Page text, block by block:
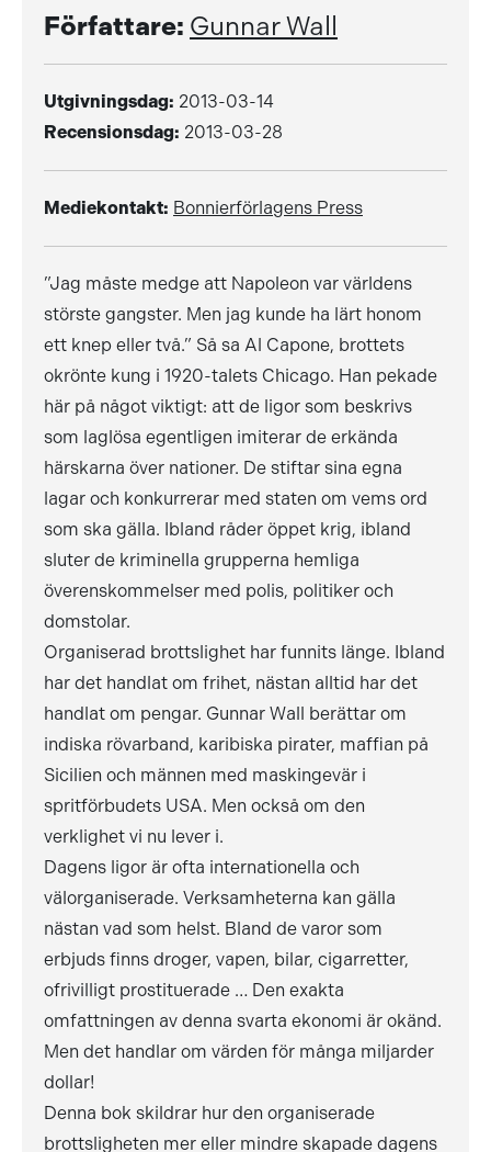
Författare: Gunnar Wall
Utgivningsdag: 2013-03-14
Recensionsdag: 2013-03-28
Mediekontakt: Bonnierförlagens Press
”Jag måste medge att Napoleon var världens
störste gangster. Men jag kunde ha lärt honom
ett knep eller två.” Så sa Al Capone, brottets
okrönte kung i 1920-talets Chicago. Han pekade
här på något viktigt: att de ligor som beskrivs
som laglösa egentligen imiterar de erkända
härskarna över nationer. De stiftar sina egna
lagar och konkurrerar med staten om vems ord
som ska gälla. Ibland råder öppet krig, ibland
sluter de kriminella grupperna hemliga
överenskommelser med polis, politiker och
domstolar.
Organiserad brottslighet har funnits länge. Ibland
har det handlat om frihet, nästan alltid har det
handlat om pengar. Gunnar Wall berättar om
indiska rövarband, karibiska pirater, maffian på
Sicilien och männen med maskingevär i
spritförbudets USA. Men också om den
verklighet vi nu lever i.
Dagens ligor är ofta internationella och
välorganiserade. Verksamheterna kan gälla
nästan vad som helst. Bland de varor som
erbjuds finns droger, vapen, bilar, cigarretter,
ofrivilligt prostituerade … Den exakta
omfattningen av denna svarta ekonomi är okänd.
Men det handlar om värden för många miljarder
dollar!
Denna bok skildrar hur den organiserade
brottsligheten mer eller mindre skapade dagens